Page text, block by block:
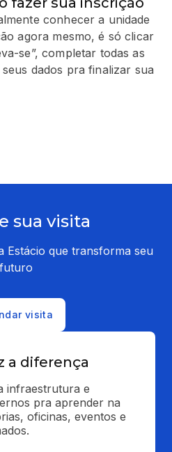
conhecer a unidade
agora mesmo, é só clicar
se”, completar todas as
dados pra finalizar sua
sua visita
Estácio que transforma seu
futuro
visita
a diferença
infraestrutura e
pra aprender na
oficinas, eventos e